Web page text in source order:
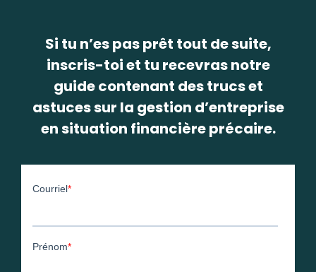
Si tu n’es pas prêt tout de suite,
inscris-toi et tu recevras notre
guide contenant des trucs et
astuces sur la gestion d’entreprise
en situation financière précaire.